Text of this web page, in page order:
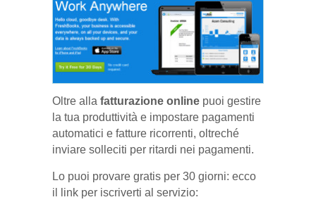
Oltre alla fatturazione online puoi gestire
la tua produttività e impostare pagamenti
automatici e fatture ricorrenti, oltreché
inviare solleciti per ritardi nei pagamenti.
Lo puoi provare gratis per 30 giorni: ecco
il link per iscriverti al servizio: